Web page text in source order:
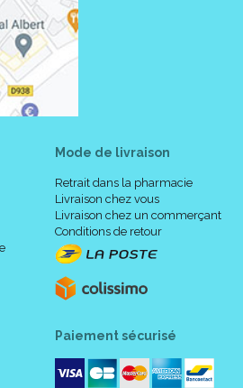
Mode de livraison
Retrait dans la pharmacie
Livraison chez vous
Livraison chez un commerçant
Conditions de retour
Paiement sécurisé